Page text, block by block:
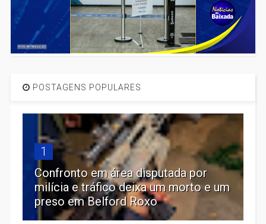
POSTAGENS POPULARES
1
Confronto em área disputada por
milícia e tráfico deixa um morto e um
preso em Belford Roxo